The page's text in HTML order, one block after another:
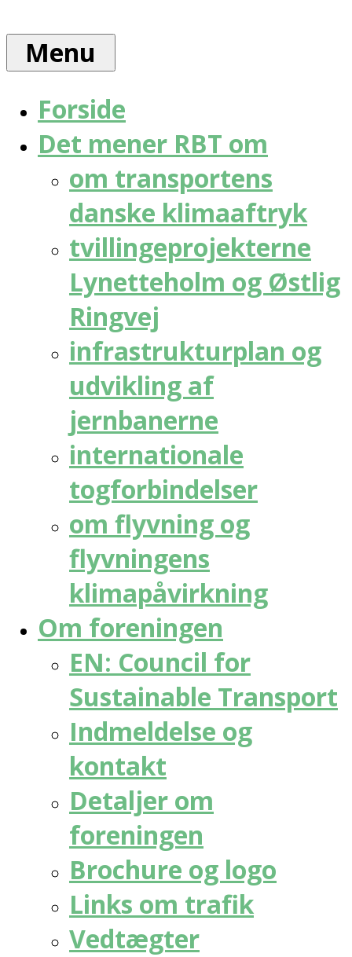
content
for
bæredygtig
trafik
Menu
Forside
Det mener RBT om
om transportens
danske klimaaftryk
tvillingeprojekterne
Lynetteholm og Østlig
Ringvej
infrastrukturplan og
udvikling af
jernbanerne
internationale
togforbindelser
om flyvning og
flyvningens
klimapåvirkning
Om foreningen
EN: Council for
Sustainable Transport
Indmeldelse og
kontakt
Detaljer om
foreningen
Brochure og logo
Links om trafik
Vedtægter